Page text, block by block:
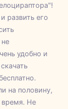
развить его
удобно и
на половину,
Не